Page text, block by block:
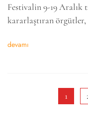
Festivalin 9-19 Aralık
kararlaştıran
devamı
1